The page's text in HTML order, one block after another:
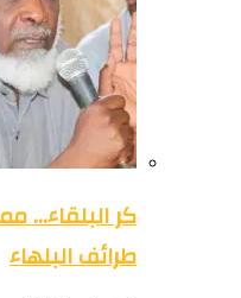
كر البلقاء…
طرائف البلهاء